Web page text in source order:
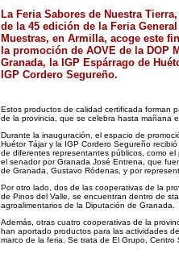
La Feria Sabores de Nuestra
de la 45 edición de la Feria
Muestras, en Armilla, acoge este
la promoción de AOVE de la DOP
Granada, la IGP Espárrago de
IGP Cordero Segureño.
Estos productos de calidad certificada forman
de la provincia, que se celebra hasta mañana
Durante la inauguración, el espacio de
Huétor Tájar y la IGP Cordero Segureño
de diferentes representantes públicos, como
el senador por Granada José Entrena, que
de Granada, Gustavo Ródenas, y por
Por otro lado, dos de las cooperativas de la
de Pinos del Valle, se encuentran dentro de
agroalimentarios de la Diputación de Granada.
Además, otras cuatro cooperativas de la
han aportado productos para las actividades
marco de la feria. Se trata de El Grupo, Centro